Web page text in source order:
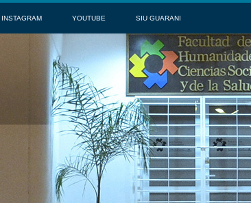
INSTAGRAM YOUTUBE SIU GUARANI